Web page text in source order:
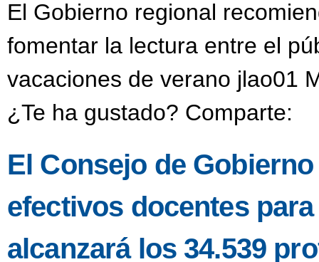
El Gobierno regional
fomentar la lectura entre el
vacaciones de verano jlao01
¿Te ha gustado? Comparte:
El Consejo de
efectivos docentes
alcanzará los 34.539